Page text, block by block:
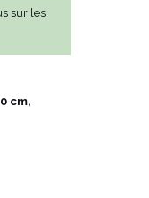
sur les
cm,